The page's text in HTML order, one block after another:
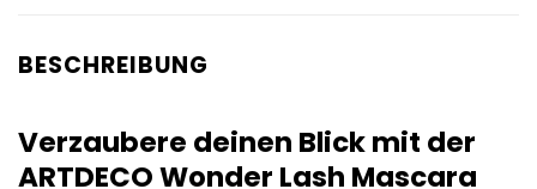
BESCHREIBUNG
Verzaubere deinen Blick mit der
ARTDECO Wonder Lash Mascara